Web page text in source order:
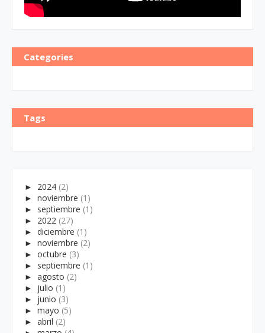
Categories
Tags
► 2024 (2)
► noviembre (1)
► septiembre (1)
► 2022 (27)
► diciembre (1)
► noviembre (2)
► octubre (3)
► septiembre (1)
► agosto (2)
► julio (1)
► junio (3)
► mayo (5)
► abril (2)